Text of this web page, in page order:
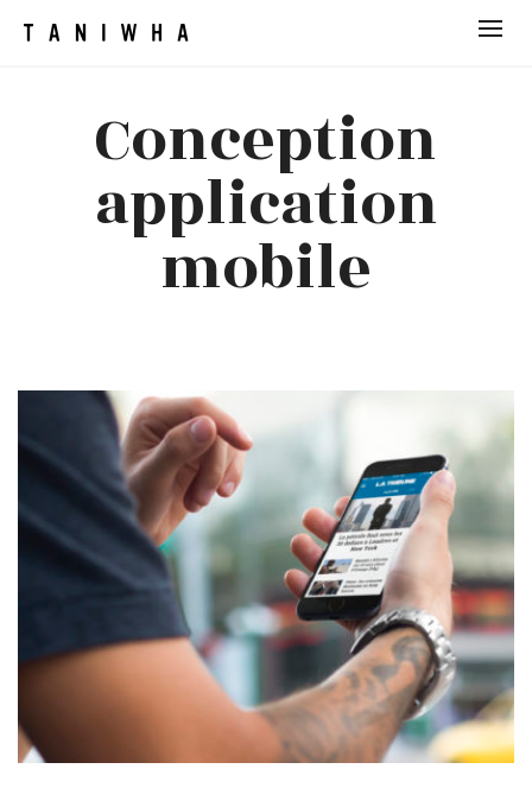
Conception
application
mobile